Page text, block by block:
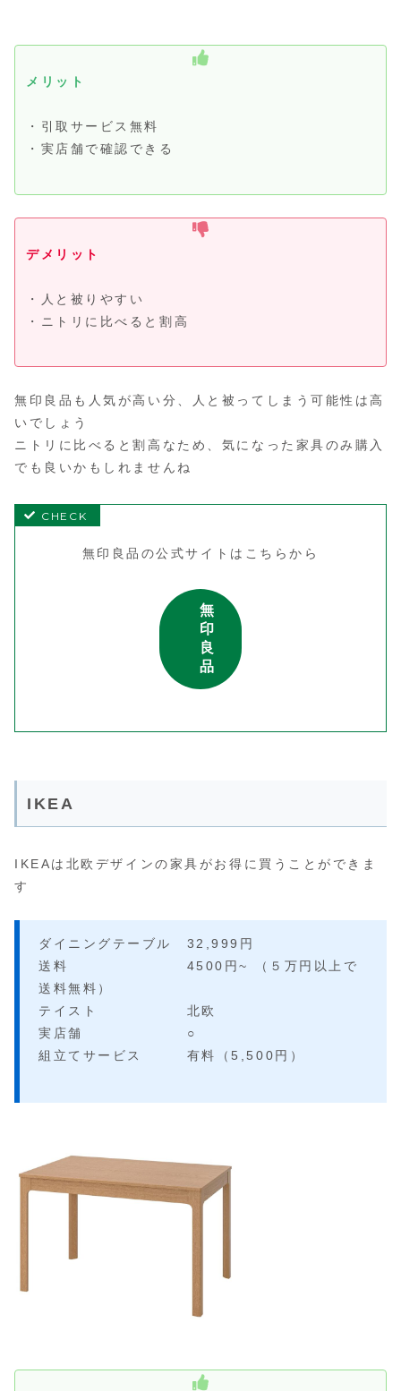
メリット
・引取サービス無料
・実店舗で確認できる
デメリット
・人と被りやすい
・ニトリに比べると割高
無印良品も人気が高い分、人と被ってしまう可能性は高
いでしょう
ニトリに比べると割高なため、気になった家具のみ購入
でも良いかもしれませんね
無印良品の公式サイトはこちらから
無
印
良
品
IKEA
IKEAは北欧デザインの家具がお得に買うことができま
す
ダイニングテーブル 32,999円
送料 4500円~ （５万円以上で
送料無料）
テイスト 北欧
実店舗 ○
組立てサービス 有料（5,500円）